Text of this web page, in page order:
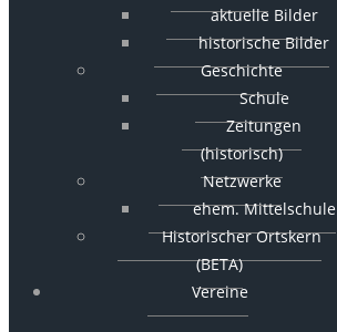
aktuelle Bilder
historische Bilder
Geschichte
Schule
Zeitungen
(historisch)
Netzwerke
ehem. Mittelschule
Historischer Ortskern
(BETA)
Vereine